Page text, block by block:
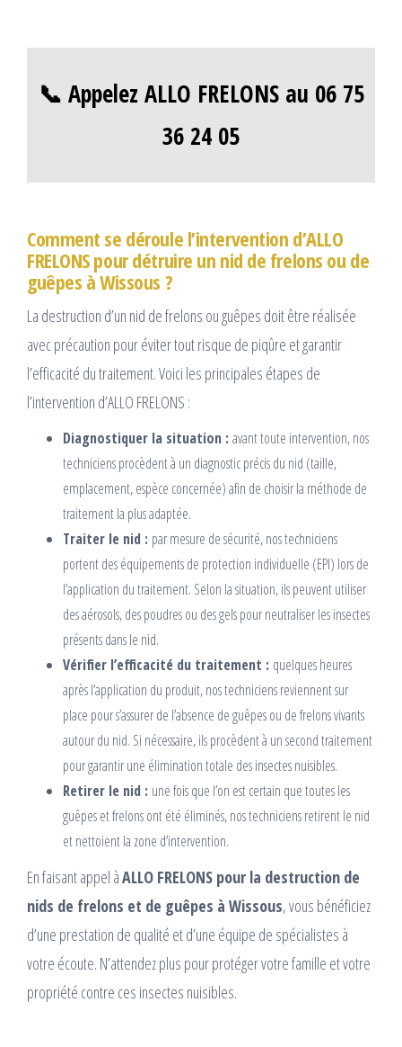
📞 Appelez ALLO FRELONS au 06 75
36 24 05
Comment se déroule l’intervention d’ALLO
FRELONS pour détruire un nid de frelons ou de
guêpes à Wissous ?
La destruction d’un nid de frelons ou guêpes doit être réalisée
avec précaution pour éviter tout risque de piqûre et garantir
l’efficacité du traitement. Voici les principales étapes de
l’intervention d’ALLO FRELONS :
Diagnostiquer la situation : avant toute intervention, nos
techniciens procèdent à un diagnostic précis du nid (taille,
emplacement, espèce concernée) afin de choisir la méthode de
traitement la plus adaptée.
Traiter le nid : par mesure de sécurité, nos techniciens
portent des équipements de protection individuelle (EPI) lors de
l’application du traitement. Selon la situation, ils peuvent utiliser
des aérosols, des poudres ou des gels pour neutraliser les insectes
présents dans le nid.
Vérifier l’efficacité du traitement : quelques heures
après l’application du produit, nos techniciens reviennent sur
place pour s’assurer de l’absence de guêpes ou de frelons vivants
autour du nid. Si nécessaire, ils procèdent à un second traitement
pour garantir une élimination totale des insectes nuisibles.
Retirer le nid : une fois que l’on est certain que toutes les
guêpes et frelons ont été éliminés, nos techniciens retirent le nid
et nettoient la zone d’intervention.
En faisant appel àALLO FRELONS pour la destruction de
nids de frelons et de guêpes à Wissous, vous bénéficiez
d’une prestation de qualité et d’une équipe de spécialistes à
votre écoute. N’attendez plus pour protéger votre famille et votre
propriété contre ces insectes nuisibles.